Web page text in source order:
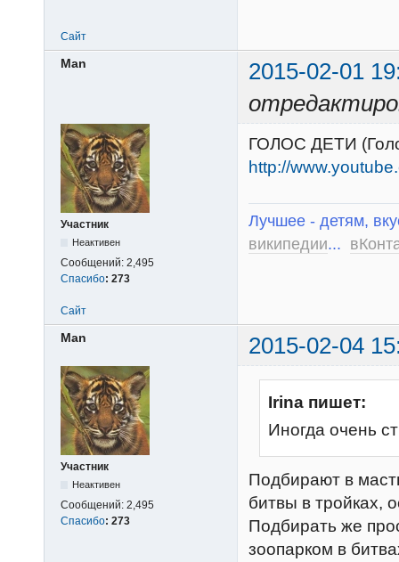
Сайт
Man
2015-02-01
Участник
Неактивен
Сообщений: 2,495
Спасибо: 273
ГОЛОС ДЕТИ
http://
Лучшее - детям,
википедии...
Сайт
Man 2015-02-04
Участник
Неактивен
Сообщений: 2,495
Спасибо: 273
Irina пишет:
Иногда очень
Подбирают в
битвы в тройках,
Подбирать же
зоопарком в